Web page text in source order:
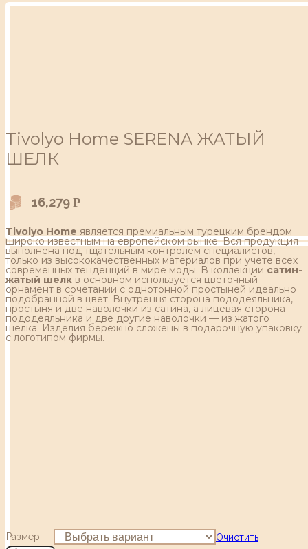
Tivolyo Home SERENA ЖАТЫЙ
ШЕЛК
16,279 Р
Tivolyo Home является премиальным турецким брендом
широко известным на европейском рынке. Вся продукция
выполнена под тщательным контролем специалистов,
только из высококачественных материалов при учете всех
современных тенденций в мире моды. В коллекции сатин-
жатый шелк в основном используется цветочный
орнамент в сочетании с однотонной простыней идеально
подобранной в цвет. Внутрення сторона пододеяльника,
простыня и две наволочки из сатина, а лицевая сторона
пододеяльника и две другие наволочки — из жатого
шелка. Изделия бережно сложены в подарочную упаковку
с логотипом фирмы.
Размер Очистить